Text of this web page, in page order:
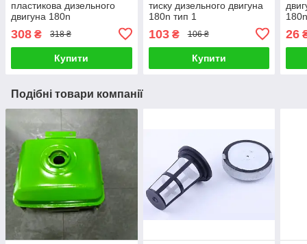
пластикова дизельного
двигуна 180n
308 ₴ 318 ₴
Купити
тиску дизельного двигуна
180n тип 1
103₴ 106 ₴
Купити
26
Подібні товари компанії